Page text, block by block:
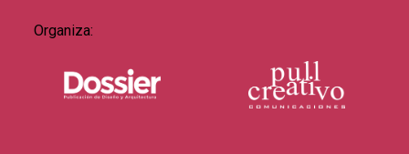
Organiza: